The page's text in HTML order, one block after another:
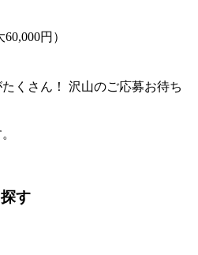
円）
くさん！ 沢山のご応募お待ち
す